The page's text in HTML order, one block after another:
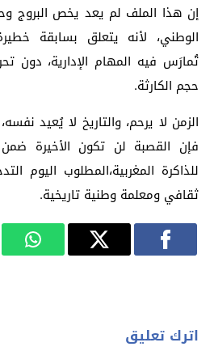
إن هذا الملف لم يعد يخص البروج
الوطني، لأنه يتعلق بسابقة
تُمارَس فيه المهام الإدارية،
حجم الكارثة.
الزمن لا يرحم، والتاريخ لا يُعيد
فإن القصبة لن تكون الأخيرة
للذاكرة المغربية،المطلوب اليوم
ثقافي ومعلمة وطنية تاريخية.
اترك تعليق